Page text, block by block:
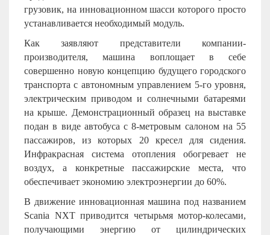
грузовик, на инновационном шасси которого просто
устанавливается необходимый модуль.
Как заявляют представители компании-
производителя, машина воплощает в себе
совершенно новую концепцию будущего городского
транспорта с автономным управлением 5-го уровня,
электрическим приводом и солнечными батареями
на крыше. Демонстрационный образец на выставке
подан в виде автобуса с 8-метровым салоном на 55
пассажиров, из которых 20 кресел для сидения.
Инфракрасная система отопления обогревает не
воздух, а конкретные пассажирские места, что
обеспечивает экономию электроэнергии до 60%.
В движение инновационная машина под названием
Scania NXT приводится четырьмя мотор-колесами,
получающими энергию от цилиндрических